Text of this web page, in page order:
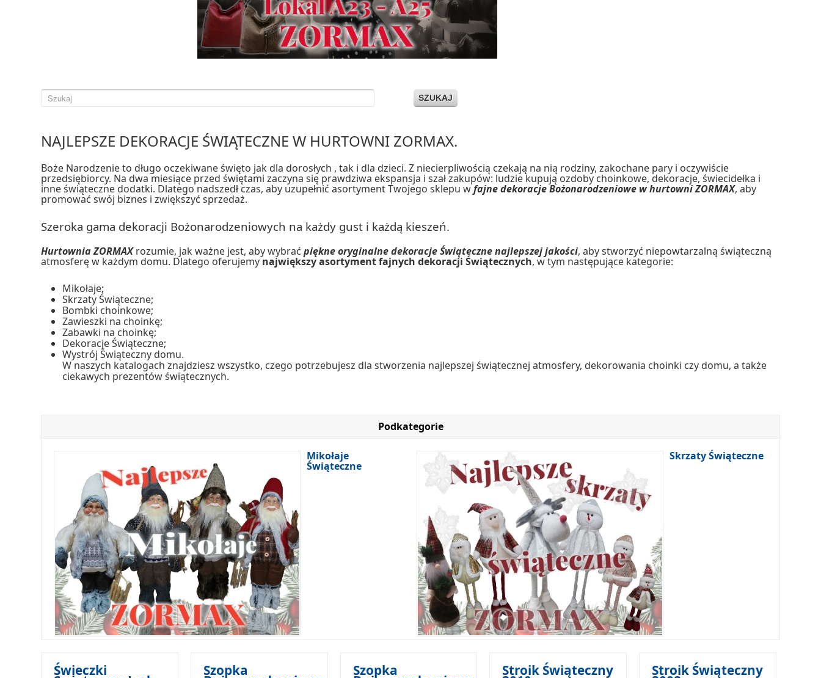
SZUKAJ
NAJLEPSZE DEKORACJE ŚWIĄTECZNE W HURTOWNI ZORMAX.
Boże Narodzenie to długo oczekiwane święto jak dla dorosłych , tak i dla dzieci. Z niecierpliwością czekają na nią rodziny, zakochane pary i oczywiście
przedsiębiorcy. Na dwa miesiące przed świętami zaczyna się prawdziwa ekspansja i szał zakupów: ludzie kupują ozdoby choinkowe, dekoracje, świecidełka i
inne świąteczne dodatki. Dlatego nadszedł czas, aby uzupełnić asortyment Twojego sklepu wfajne dekoracje Bożonarodzeniowe w hurtowni ZORMAX, aby
promować swój biznes i zwiększyć sprzedaż.
Szeroka gama dekoracji Bożonarodzeniowych na każdy gust i każdą kieszeń.
Hurtownia ZORMAX rozumie, jak ważne jest, aby wybraćpiękne oryginalne dekoracje Świąteczne najlepszej jakości, aby stworzyć niepowtarzalną świąteczną
atmosferę w każdym domu. Dlatego oferujemynajwiększy asortyment fajnych dekoracji Świątecznych, w tym następujące kategorie:
Mikołaje;
Skrzaty Świąteczne;
Bombki choinkowe;
Zawieszki na choinkę;
Zabawki na choinkę;
Dekoracje Świąteczne;
Wystrój Świąteczny domu.
W naszych katalogach znajdziesz wszystko, czego potrzebujesz dla stworzenia najlepszej świątecznej atmosfery, dekorowania choinki czy domu, a także
ciekawych prezentów świątecznych.
Podkategorie
Mikołaje
Świąteczne
Skrzaty Świąteczne
Świeczki Szopka Szopka Stroik Świąteczny Stroik Świąteczny